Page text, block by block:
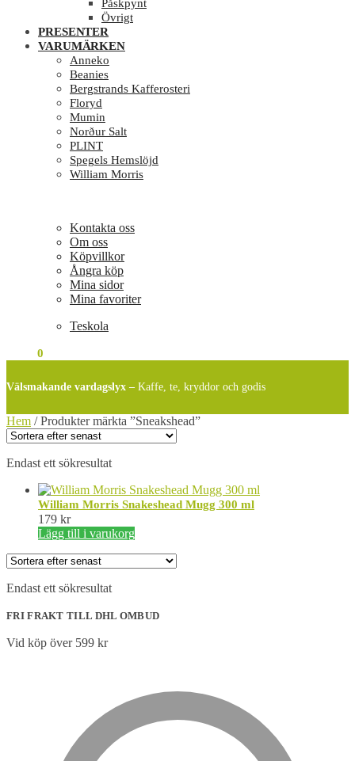
Påskpynt
Övrigt
PRESENTER
VARUMÄRKEN
Anneko
Beanies
Bergstrands Kafferosteri
Floryd
Mumin
Norður Salt
PLINT
Spegels Hemslöjd
William Morris
Kontakta oss
Om oss
Köpvillkor
Ångra köp
Mina sidor
Mina favoriter
Teskola
0
Välsmakande vardagslyx – Kaffe, te, kryddor och godis
Hem /Produkter märkta ”Sneakshead”
Endast ett sökresultat
William Morris Snakeshead Mugg 300 ml
179 kr
Lägg till i varukorg
Endast ett sökresultat
FRI FRAKT TILL DHL OMBUD
Vid köp över 599 kr